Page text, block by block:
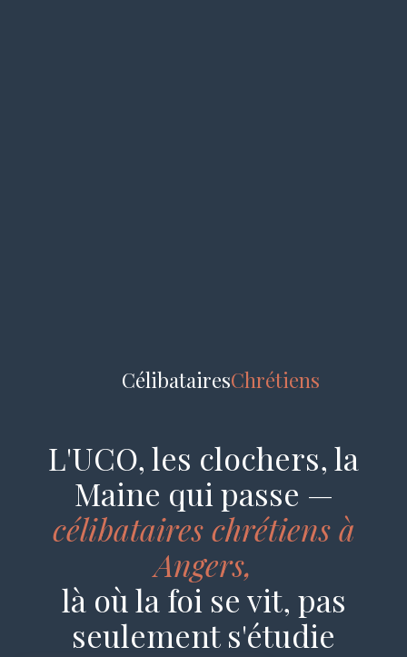
CélibatairesChrétiens
L'UCO, les clochers, la
Maine qui passe —
célibataires chrétiens à
Angers,
là où la foi se vit, pas
seulement s'étudie